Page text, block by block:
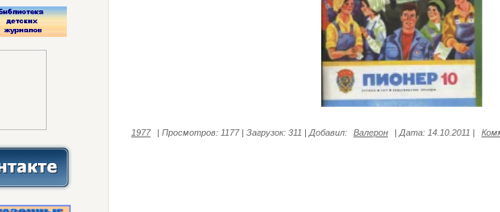
1977 | Просмотров: 1177| Загрузок: 311 | Добавил: Валерон | Дата: 14.10.2011 |